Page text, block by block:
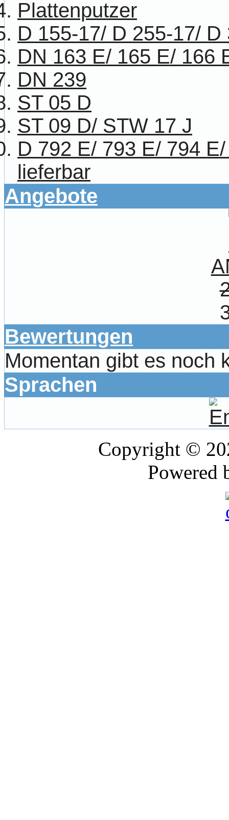
Plattenputzer
D 155-17/ D 255-17/ D
DN 163 E/ 165 E/ 166
DN 239
ST 05 D
ST 09 D/ STW 17 J
D 792 E/ 793 E/ 794
lieferbar
Angebote
Bewertungen
Momentan gibt es noch
Sprachen
Copyright ©
Powered